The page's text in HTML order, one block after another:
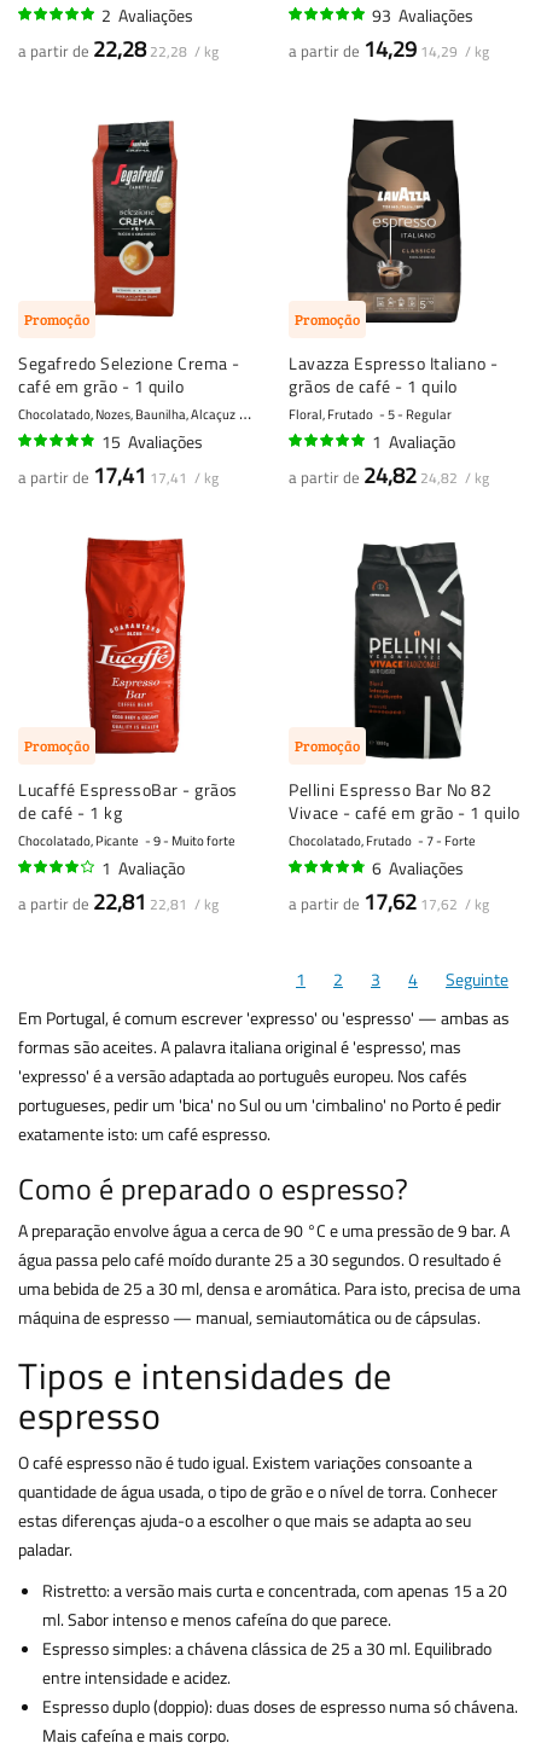
2 Avaliações
a partir de 22,28 22,28 / kg
93 Avaliações
a partir de 14,29 14,29 / kg
Promoção
Segafredo Selezione Crema -
café em grão - 1 quilo
Chocolatado, Nozes, Baunilha, Alcaçuz 6 - Regular
15 Avaliações
a partir de 17,41 17,41 / kg
Promoção
Lavazza Espresso Italiano -
grãos de café - 1 quilo
Floral, Frutado 5 - Regular
1 Avaliação
a partir de 24,82 24,82 / kg
Promoção
Lucaffé EspressoBar - grãos
de café - 1 kg
Chocolatado, Picante 9 - Muito forte
1 Avaliação
a partir de 22,81 22,81 / kg
Promoção
Pellini Espresso Bar No 82
Vivace - café em grão - 1 quilo
Chocolatado, Frutado 7 - Forte
6 Avaliações
a partir de 17,62 17,62 / kg
1 2 3 4
Seguinte
Em Portugal, é comum escrever 'expresso' ou 'espresso' — ambas as
formas são aceites. A palavra italiana original é 'espresso', mas
'expresso' é a versão adaptada ao português europeu. Nos cafés
portugueses, pedir um 'bica' no Sul ou um 'cimbalino' no Porto é pedir
exatamente isto: um café espresso.
Como é preparado o espresso?
A preparação envolve água a cerca de 90 °C e uma pressão de 9 bar. A
água passa pelo café moído durante 25 a 30 segundos. O resultado é
uma bebida de 25 a 30 ml, densa e aromática. Para isto, precisa de uma
máquina de espresso — manual, semiautomática ou de cápsulas.
Tipos e intensidades de
espresso
O café espresso não é tudo igual. Existem variações consoante a
quantidade de água usada, o tipo de grão e o nível de torra. Conhecer
estas diferenças ajuda-o a escolher o que mais se adapta ao seu
paladar.
Ristretto: a versão mais curta e concentrada, com apenas 15 a 20
ml. Sabor intenso e menos cafeína do que parece.
Espresso simples: a chávena clássica de 25 a 30 ml. Equilibrado
entre intensidade e acidez.
Espresso duplo (doppio): duas doses de espresso numa só chávena.
Mais cafeína e mais corpo.